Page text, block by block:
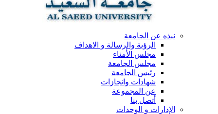
نبذه عن الجامعة
الرؤية والرسالة و الاهداف
مجلس الأمناء
مجلس الجامعة
رئيس الجامعة
شهادات وانجازات
عن المجموعة
أتصل بنا
الإدارات و الوحدات